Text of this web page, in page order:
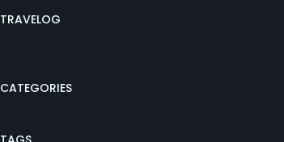
TRAVELOG
CATEGORIES